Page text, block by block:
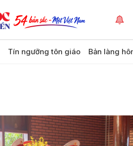
Tín ngưỡng tôn giáo Bản làng